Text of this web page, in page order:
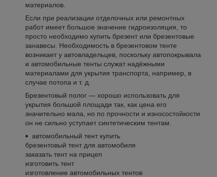
материалов.
Если при реализации отделочных или ремонтных
работ имеет большое значение гидроизоляция, то
просто необходимо купить брезент или брезентовые
занавесы. Необходимость в брезентовом тенте
возникает у автовладельцев, поскольку автопокрывала
и автомобильные тенты служат надёжными
материалами для укрытия транспорта, например, в
случае потопа и т. д.
Брезентовый полог — хорошо использовать для
укрытия большой площади так, как цена его
значительно мала, но по прочности и износостойкости
он не сильно уступает синтетическим тентам.
автомобильный тент купить
брезентовый тент для автомобиля
заказать тент на прицеп
изготовить тент
изготовление автомобильных тентов